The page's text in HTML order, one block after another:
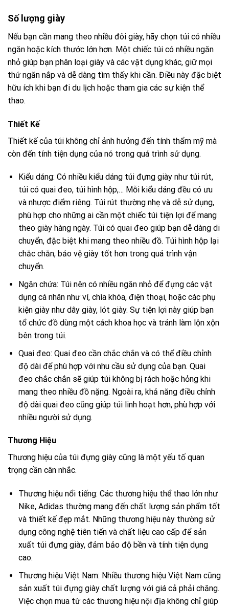
Số lượng giày
Nếu bạn cần mang theo nhiều đôi giày, hãy chọn túi có nhiều
ngăn hoặc kích thước lớn hơn. Một chiếc túi có nhiều ngăn
nhỏ giúp bạn phân loại giày và các vật dụng khác, giữ mọi
thứ ngăn nắp và dễ dàng tìm thấy khi cần. Điều này đặc biệt
hữu ích khi bạn đi du lịch hoặc tham gia các sự kiện thể
thao.
Thiết Kế
Thiết kế của túi không chỉ ảnh hưởng đến tính thẩm mỹ mà
còn đến tính tiện dụng của nó trong quá trình sử dụng.
Kiểu dáng: Có nhiều kiểu dáng túi đựng giày như túi rút,
túi có quai đeo, túi hình hộp,… Mỗi kiểu dáng đều có ưu
và nhược điểm riêng. Túi rút thường nhẹ và dễ sử dụng,
phù hợp cho những ai cần một chiếc túi tiện lợi để mang
theo giày hàng ngày. Túi có quai đeo giúp bạn dễ dàng di
chuyển, đặc biệt khi mang theo nhiều đồ. Túi hình hộp lại
chắc chắn, bảo vệ giày tốt hơn trong quá trình vận
chuyển.
Ngăn chứa: Túi nên có nhiều ngăn nhỏ để đựng các vật
dụng cá nhân như ví, chìa khóa, điện thoại, hoặc các phụ
kiện giày như dây giày, lót giày. Sự tiện lợi này giúp bạn
tổ chức đồ dùng một cách khoa học và tránh làm lộn xộn
bên trong túi.
Quai đeo: Quai đeo cần chắc chắn và có thể điều chỉnh
độ dài để phù hợp với nhu cầu sử dụng của bạn. Quai
đeo chắc chắn sẽ giúp túi không bị rách hoặc hỏng khi
mang theo nhiều đồ nặng. Ngoài ra, khả năng điều chỉnh
độ dài quai đeo cũng giúp túi linh hoạt hơn, phù hợp với
nhiều người sử dụng.
Thương Hiệu
Thương hiệu của túi đựng giày cũng là một yếu tố quan
trọng cần cân nhắc.
Thương hiệu nổi tiếng: Các thương hiệu thể thao lớn như
Nike, Adidas thường mang đến chất lượng sản phẩm tốt
và thiết kế đẹp mắt. Những thương hiệu này thường sử
dụng công nghệ tiên tiến và chất liệu cao cấp để sản
xuất túi đựng giày, đảm bảo độ bền và tính tiện dụng
cao.
Thương hiệu Việt Nam: Nhiều thương hiệu Việt Nam cũng
sản xuất túi đựng giày chất lượng với giá cả phải chăng.
Việc chọn mua từ các thương hiệu nội địa không chỉ giúp